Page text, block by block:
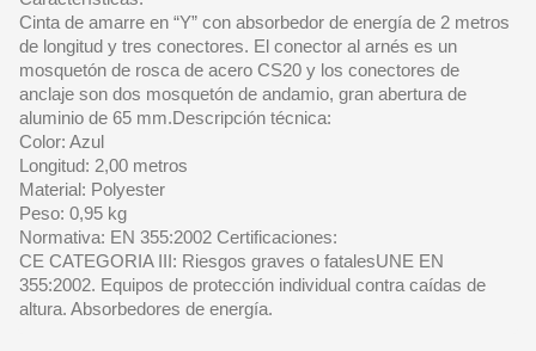
Cinta de amarre en “Y” con absorbedor de energía de 2 metros
de longitud y tres conectores. El conector al arnés es un
mosquetón de rosca de acero CS20 y los conectores de
anclaje son dos mosquetón de andamio, gran abertura de
aluminio de 65 mm.Descripción técnica:
Color: Azul
Longitud: 2,00 metros
Material: Polyester
Peso: 0,95 kg
Normativa: EN 355:2002 Certificaciones:
CE CATEGORIA III: Riesgos graves o fatalesUNE EN
355:2002. Equipos de protección individual contra caídas de
altura. Absorbedores de energía.